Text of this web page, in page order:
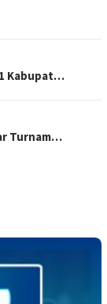
Kabupat…
Turnam…